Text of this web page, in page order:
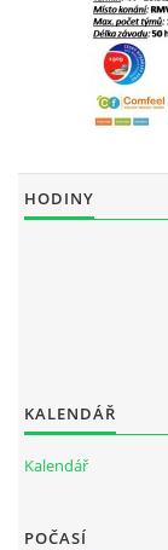
PF´
FOTOGALERIE
HODINY
KALENDÁŘ
Kalendář
POČASÍ